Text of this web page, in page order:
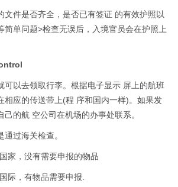
文件是否齐全，是否已有签证 的有效护照以
简单问题>检查无误后，入境官员会在护照上
可以去领取行李。根据电子显示 屏上的航班
相应的传送带上(程 序和国内一样)。如果发
的航 空公司在机场的办事处联系。
过海关检查。
家，没有需要申报的物品
际，有物品需要申报.